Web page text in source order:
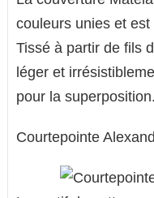
couleurs unies et
Tissé à partir de fils
léger et
pour la superposition.
Courtepointe